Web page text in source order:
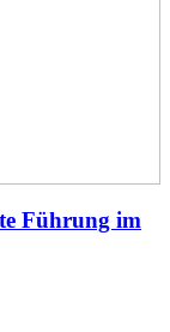
Führung im